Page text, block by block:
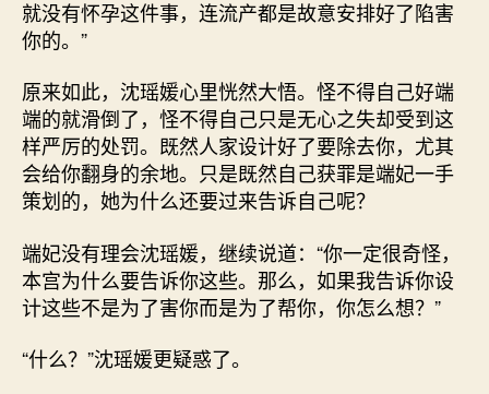
就没有怀孕这件事，连流产都是故意安排好了陷害
你的。”
原来如此，沈瑶媛心里恍然大悟。怪不得自己好端
端的就滑倒了，怪不得自己只是无心之失却受到这
样严厉的处罚。既然人家设计好了要除去你，尤其
会给你翻身的余地。只是既然自己获罪是端妃一手
策划的，她为什么还要过来告诉自己呢？
端妃没有理会沈瑶媛，继续说道：“你一定很奇怪，
本宫为什么要告诉你这些。那么，如果我告诉你设
计这些不是为了害你而是为了帮你，你怎么想？”
“什么？”沈瑶媛更疑惑了。